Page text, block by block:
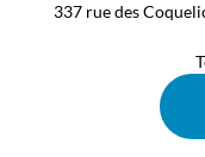
337 rue des